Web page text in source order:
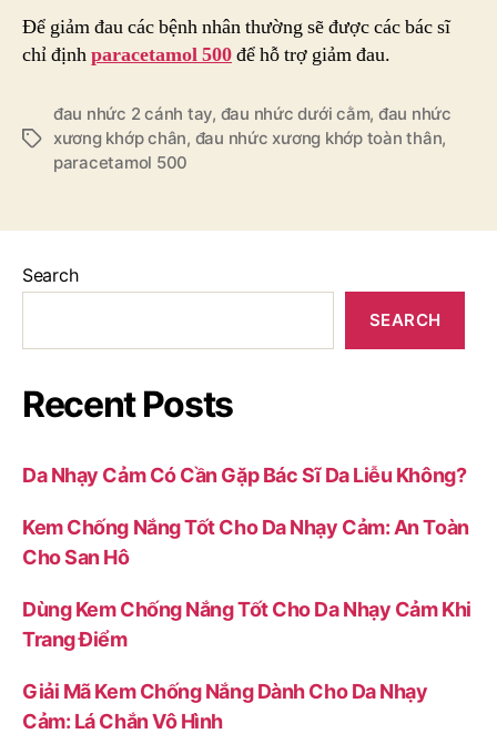
Để giảm đau các bệnh nhân thường sẽ được các bác sĩ
chỉ địnhparacetamol 500để hỗ trợ giảm đau.
Tags
đau nhức 2 cánh tay, đau nhức dưới cằm, đau nhức
xương khớp chân, đau nhức xương khớp toàn thân,
paracetamol 500
Search
SEARCH
Recent Posts
Da Nhạy Cảm Có Cần Gặp Bác Sĩ Da Liễu Không?
Kem Chống Nắng Tốt Cho Da Nhạy Cảm: An Toàn
Cho San Hô
Dùng Kem Chống Nắng Tốt Cho Da Nhạy Cảm Khi
Trang Điểm
Giải Mã Kem Chống Nắng Dành Cho Da Nhạy
Cảm: Lá Chắn Vô Hình